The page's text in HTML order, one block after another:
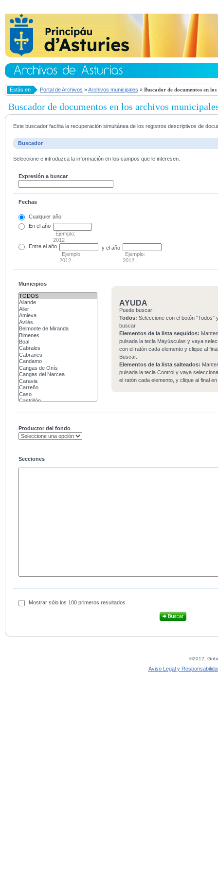
Estás en Portal de Archivos »Archivos municipales » Buscador de documentos en
Buscador de documentos en los archivos
Este buscador facilita la recuperación simultánea de los registros descriptivos de
Buscador
Seleccione e introduzca la información en los campos que le interesen.
Expresión a buscar
Fechas
Cualquier año
En el año
Ejemplo:
2012
Entre el año
Ejemplo:
2012
y el año
Ejemplo:
2012
Municipios
AYUDA
Puede buscar:
Todos: Seleccione con el botón "Todos"
buscar.
Elementos de la lista seguidos:
pulsada la tecla Mayúsculas y vaya
con el ratón cada elemento y clique al
Buscar.
Elementos de la lista salteados:
pulsada la tecla Control y vaya
el ratón cada elemento, y clique al final
Productor del fondo
Secciones
Mostrar sólo los 100 primeros resultados
©2012,
Aviso Legal y